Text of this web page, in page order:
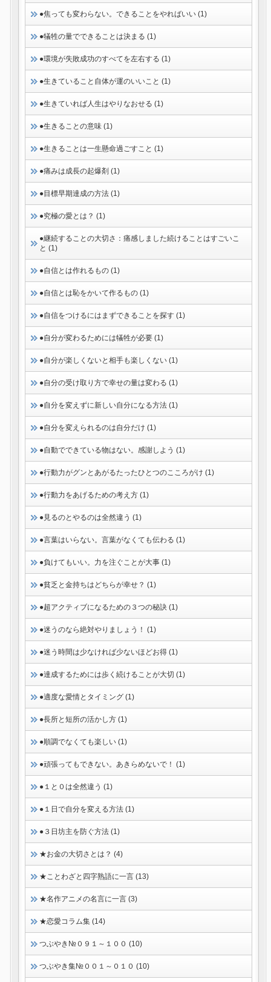
●焦っても変わらない。できることをやればいい (1)
●犠牲の量でできることは決まる (1)
●環境が失敗成功のすべてを左右する (1)
●生きていること自体が運のいいこと (1)
●生きていれば人生はやりなおせる (1)
●生きることの意味 (1)
●生きることは一生懸命過ごすこと (1)
●痛みは成長の起爆剤 (1)
●目標早期達成の方法 (1)
●究極の愛とは？ (1)
●継続することの大切さ：痛感しました続けることはすごいこ
と (1)
●自信とは作れるもの (1)
●自信とは恥をかいて作るもの (1)
●自信をつけるにはまずできることを探す (1)
●自分が変わるためには犠牲が必要 (1)
●自分が楽しくないと相手も楽しくない (1)
●自分の受け取り方で幸せの量は変わる (1)
●自分を変えずに新しい自分になる方法 (1)
●自分を変えられるのは自分だけ (1)
●自動でできている物はない。感謝しよう (1)
●行動力がグンとあがるたったひとつのこころがけ (1)
●行動力をあげるための考え方 (1)
●見るのとやるのは全然違う (1)
●言葉はいらない。言葉がなくても伝わる (1)
●負けてもいい。力を注ぐことが大事 (1)
●貧乏と金持ちはどちらが幸せ？ (1)
●超アクティブになるための３つの秘訣 (1)
●迷うのなら絶対やりましょう！ (1)
●迷う時間は少なければ少ないほどお得 (1)
●達成するためには歩く続けることが大切 (1)
●適度な愛情とタイミング (1)
●長所と短所の活かし方 (1)
●順調でなくても楽しい (1)
●頑張ってもできない。あきらめないで！ (1)
●１と０は全然違う (1)
●１日で自分を変える方法 (1)
●３日坊主を防ぐ方法 (1)
★お金の大切さとは？ (4)
★ことわざと四字熟語に一言 (13)
★名作アニメの名言に一言 (3)
★恋愛コラム集 (14)
つぶやき№０９１～１００ (10)
つぶやき集№００１～０１０ (10)